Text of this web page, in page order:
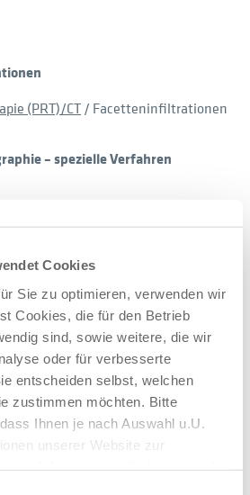
Cookies
Sie zu optimieren, verwenden wir
Cookies, die für den Betrieb
sind, sowie weitere, die wir
oder für verbesserte
entscheiden selbst, welchen
zustimmen möchten. Bitte
Ihnen je nach Auswahl u.U.
unserer Website zur
(PRT)/CT/ Facetteninfiltrationen
– spezielle Verfahren
(MRT)
der Radiologie in